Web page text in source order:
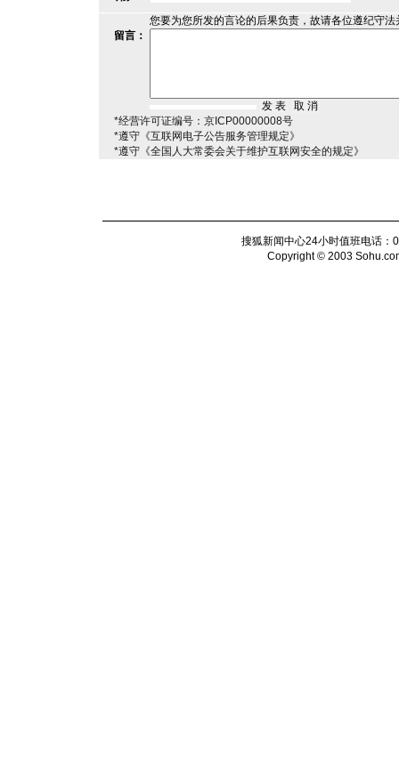
您要为您所发的言论的后果负责，故请各位遵纪守
留言：
*经营许可证编号：京ICP00000008号
*遵守《互联网电子公告服务管理规定》
*遵守《全国人大常委会关于维护互联网安全的规定》
搜狐新闻中心24小时值班电话
Copyright © 2003